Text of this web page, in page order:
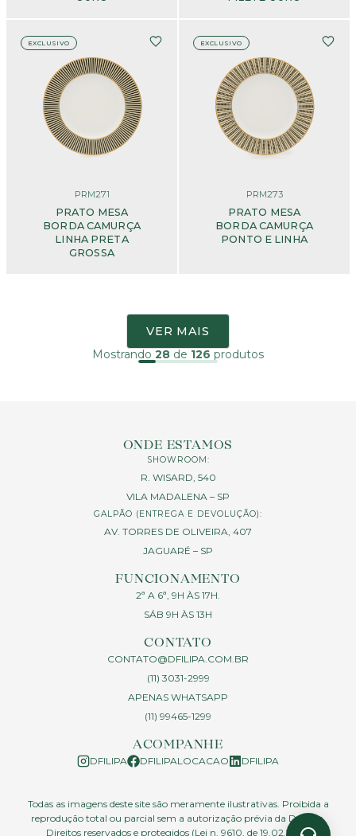
EXCLUSIVO
PRM271
PRATO MESA
BORDA CAMURÇA
LINHA PRETA
GROSSA
EXCLUSIVO
PRM273
PRATO MESA
BORDA CAMURÇA
PONTO E LINHA
VER MAIS
Mostrando 28 de 126 produtos
ONDE ESTAMOS
SHOWROOM:
R. WISARD, 540
VILA MADALENA – SP
GALPÃO (ENTREGA E DEVOLUÇÃO):
AV. TORRES DE OLIVEIRA, 407
JAGUARÉ – SP
FUNCIONAMENTO
2ª A 6ª, 9H ÀS 17H.
SÁB 9H ÀS 13H
CONTATO
CONTATO@DFILIPA.COM.BR
(11) 3031-2999
APENAS WHATSAPP
(11) 99465-1299
ACOMPANHE
DFILIPA DFILIPALOCACAO DFILIPA
Todas as imagens deste site são meramente ilustrativas. Proibida a
reprodução total ou parcial sem a autorização prévia da D.Filipa.
Direitos reservados e protegidos (Lei n. 9610, de 19.02.1998)